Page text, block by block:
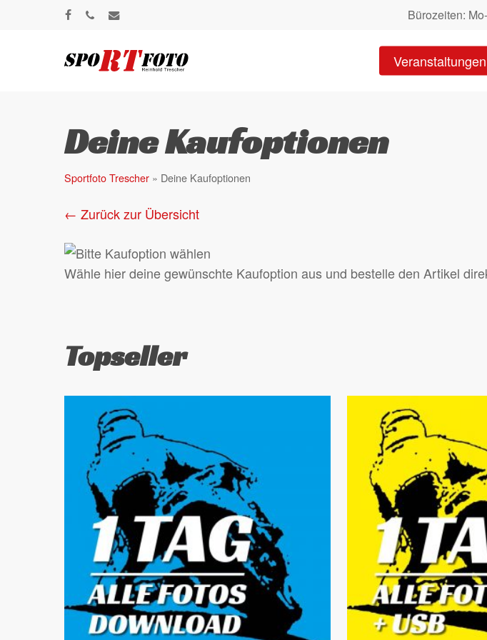
facebookphoneemail
Bürozeiten:
Veranstaltungen
Deine Kaufoptionen
Sportfoto Trescher » Deine Kaufoptionen
← Zurück zur Übersicht
Wähle hier deine gewünschte Kaufoption aus und bestelle den Artikel
Topseller